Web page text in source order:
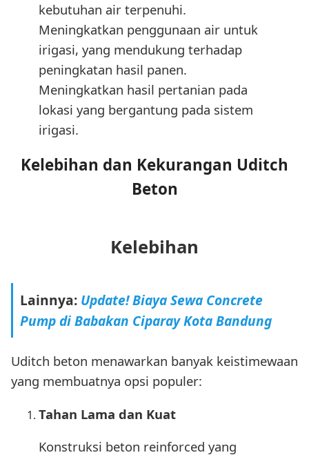
kebutuhan air terpenuhi.
Meningkatkan penggunaan air untuk
irigasi, yang mendukung terhadap
peningkatan hasil panen.
Meningkatkan hasil pertanian pada
lokasi yang bergantung pada sistem
irigasi.
Kelebihan dan Kekurangan Uditch
Beton
Kelebihan
Lainnya: Update! Biaya Sewa Concrete
Pump di Babakan Ciparay Kota Bandung
Uditch beton menawarkan banyak keistimewaan
yang membuatnya opsi populer:
Tahan Lama dan Kuat
Konstruksi beton reinforced yang